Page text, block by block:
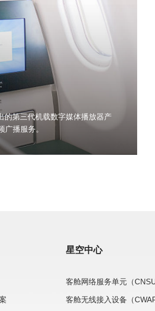
的第三代机载数字媒体播放器产
播服务。
星空中心
客舱网络服务单元（CNSU
客舱无线接入设备（CWAP